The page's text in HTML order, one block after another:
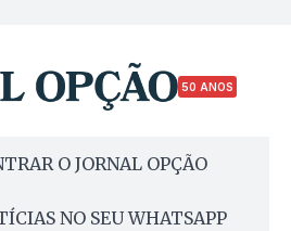
50 ANOS
O JORNAL OPÇÃO
NO SEU WHATSAPP